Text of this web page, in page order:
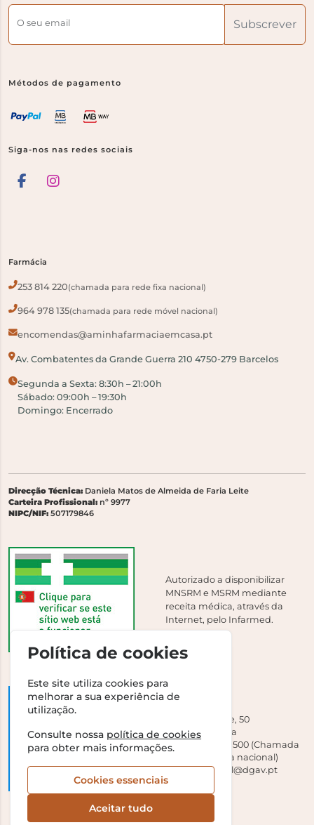
O seu email Subscrever
Métodos de pagamento
Siga-nos nas redes sociais
Farmácia
253 814 220(chamada para rede fixa nacional)
964 978 135(chamada para rede móvel nacional)
encomendas@aminhafarmaciaemcasa.pt
Av. Combatentes da Grande Guerra 210 4750-279 Barcelos
Segunda a Sexta: 8:30h – 21:00h
Sábado: 09:00h – 19:30h
Domingo: Encerrado
Direcção Técnica: Daniela Matos de Almeida de Faria Leite
Carteira Profissional: nº 9977
NIPC/NIF: 507179846
Autorizado a disponibilizar
MNSRM e MSRM mediante
receita médica, através da
Internet, pelo Infarmed.
Campo Grande, 50
1700-093 Lisboa
Tel +351 213 239 500 (Chamada
para a rede fixa nacional)
E-mail:dirgeral@dgav.pt
Política de cookies
Este site utiliza cookies para
melhorar a sua experiência de
utilização.
Consulte nossa política de cookies
para obter mais informações.
Cookies essenciais
Aceitar tudo